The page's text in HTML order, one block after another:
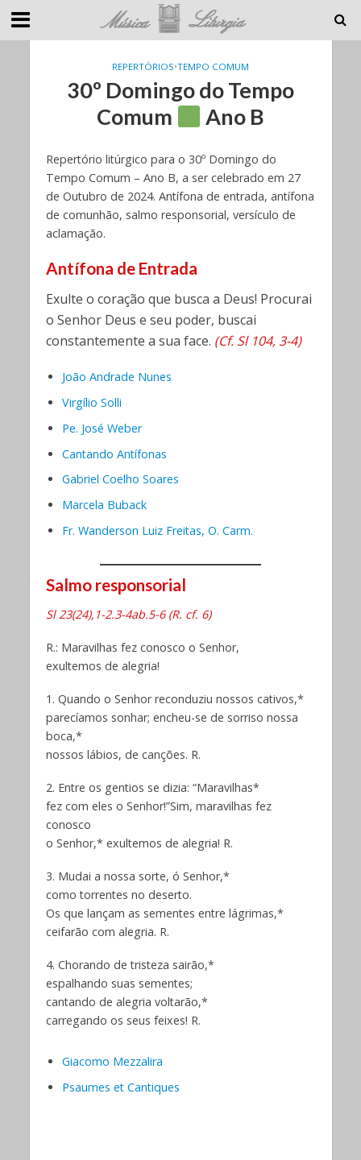
REPERTÓRIOS•TEMPO COMUM
30º Domingo do Tempo
Comum
Ano B
Repertório litúrgico para o 30º Domingo do
Tempo Comum – Ano B, a ser celebrado em 27
de Outubro de 2024. Antífona de entrada, antífona
de comunhão, salmo responsorial, versículo de
aclamação.
Antífona de Entrada
Exulte o coração que busca a Deus! Procurai
o Senhor Deus e seu poder, buscai
constantemente a sua face. (Cf. Sl 104, 3-4)
João Andrade Nunes
Virgílio Solli
Pe. José Weber
Cantando Antífonas
Gabriel Coelho Soares
Marcela Buback
Fr. Wanderson Luiz Freitas, O. Carm.
Salmo responsorial
Sl 23(24),1-2.3-4ab.5-6 (R. cf. 6)
R.: Maravilhas fez conosco o Senhor,
exultemos de alegria!
1. Quando o Senhor reconduziu nossos cativos,*
parecíamos sonhar; encheu-se de sorriso nossa
boca,*
nossos lábios, de canções. R.
2. Entre os gentios se dizia: “Maravilhas*
fez com eles o Senhor!”Sim, maravilhas fez
conosco
o Senhor,* exultemos de alegria! R.
3. Mudai a nossa sorte, ó Senhor,*
como torrentes no deserto.
Os que lançam as sementes entre lágrimas,*
ceifarão com alegria. R.
4. Chorando de tristeza sairão,*
espalhando suas sementes;
cantando de alegria voltarão,*
carregando os seus feixes! R.
Giacomo Mezzalira
Psaumes et Cantiques